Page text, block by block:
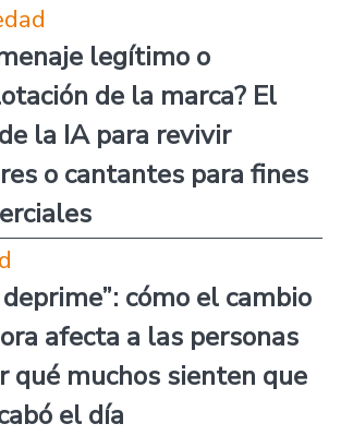
legítimo o
de la marca? El
la IA para revivir
o cantantes para fines
deprime”: cómo el cambio
afecta a las personas
qué muchos sienten que
el día